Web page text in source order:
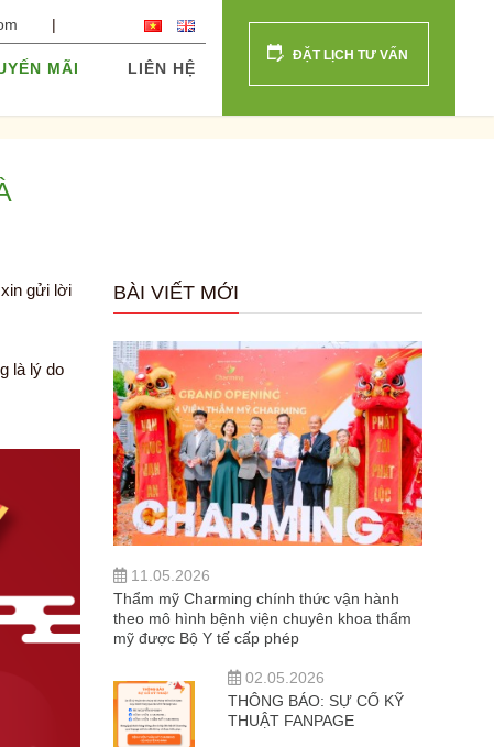
MÃI LIÊN HỆ
ĐẶT LỊCH TƯ VẤN
gửi lời
là lý do
BÀI VIẾT MỚI
11.05.2026
Thẩm mỹ Charming chính thức vận hành
theo mô hình bệnh viện chuyên khoa thẩm
mỹ được Bộ Y tế cấp phép
02.05.2026
THÔNG BÁO: SỰ CỐ KỸ
THUẬT FANPAGE